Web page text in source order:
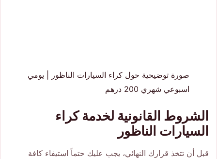
صورة توضيحية حول كراء السيارات الناظور | يومي
اسبوعي شهري 200 درهم
الشروط القانونية لخدمة كراء
السيارات الناظور
قبل أن تتخذ قرارك النهائي، يجب عليك حتماً استيفاء كافة